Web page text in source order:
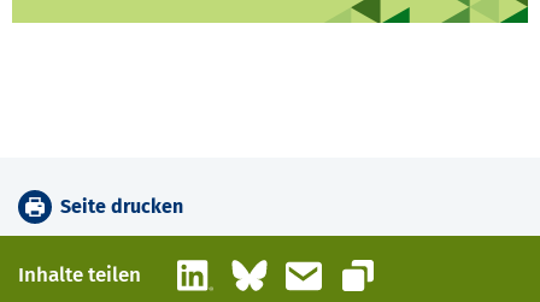
Seite drucken
Inhalte teilen LinkedInBlueskyE-Mail
Link kopieren